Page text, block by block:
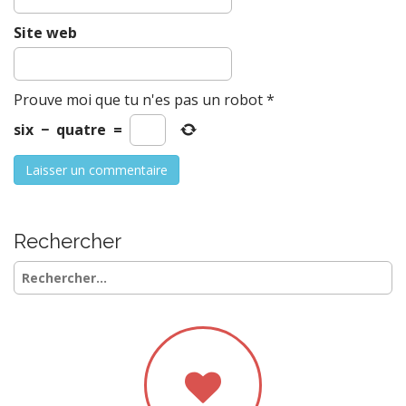
Site web
Prouve moi que tu n'es pas un robot*
six − quatre =
Rechercher
Rechercher :